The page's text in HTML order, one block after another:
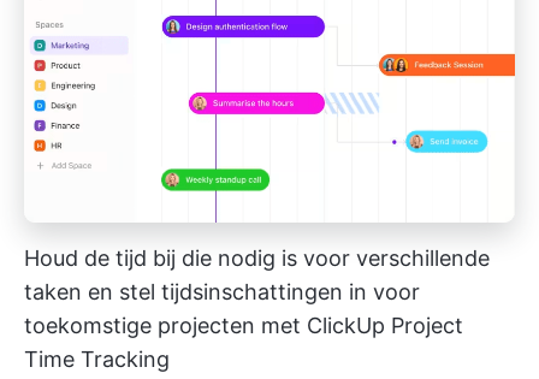
Houd de tijd bij die nodig is voor verschillende
taken en stel tijdsinschattingen in voor
toekomstige projecten met ClickUp Project
Time Tracking